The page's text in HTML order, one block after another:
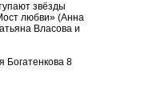
звёзды
любви» (Анна
Власова и
Богатенкова 8